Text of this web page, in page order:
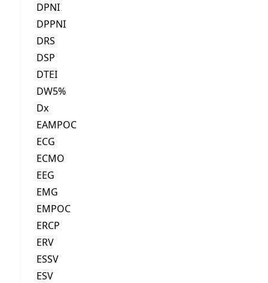
DPNI
DPPNI
DRS
DSP
DTEI
DW5%
Dx
EAMPOC
ECG
ECMO
EEG
EMG
EMPOC
ERCP
ERV
ESSV
ESV